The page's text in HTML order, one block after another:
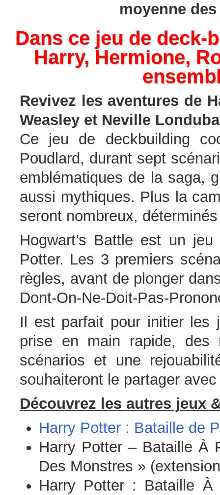
moyenne
Dans ce jeu de
Harry, Hermione,
Revivez les aventures de
Weasley et Neville
Ce jeu de deckbuilding
Poudlard, durant sept
emblématiques de la saga,
aussi mythiques. Plus la
seront nombreux,
Hogwart’s Battle est un
Potter. Les 3 premiers
règles, avant de plonger
Dont-On-Ne-Doit-Pas-
Il est parfait pour initier les
prise en main rapide, des
scénarios et une
souhaiteront le partager
Découvrez les autres jeux
Harry Potter : Bataille de
Harry Potter – Bataille À
Des Monstres »
Harry Potter : Bataille À